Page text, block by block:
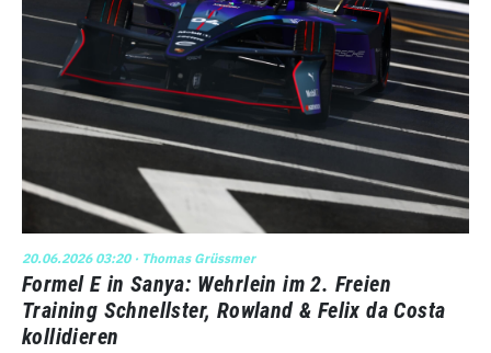
20.06.2026 03:20· Thomas Grüssmer
Formel E in Sanya: Wehrlein im 2. Freien
Training Schnellster, Rowland & Felix da Costa
kollidieren